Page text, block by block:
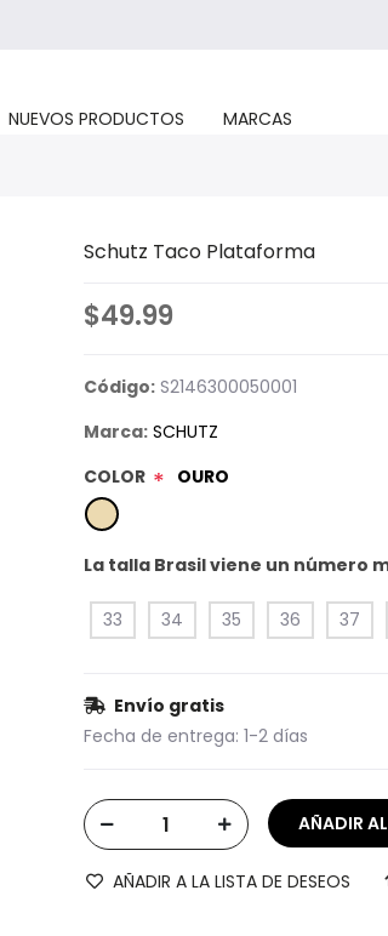
NUEVOS PRODUCTOS MARCAS
Schutz Taco Plataforma
$49.99
Código: S2146300050001
Marca: SCHUTZ
COLOR * OURO
La talla Brasil viene un número
33 34 35 36 37
Envío gratis
Fecha de entrega: 1-2 días
AÑADIR A LA LISTA DE DESEOS